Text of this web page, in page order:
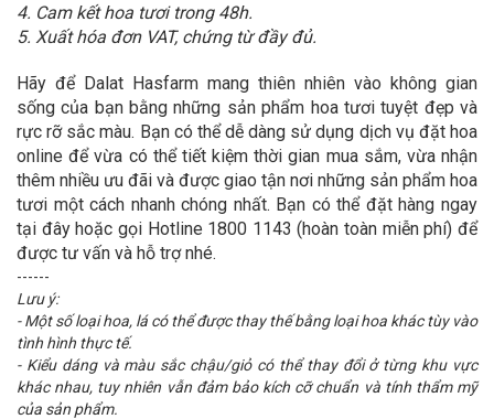
4. Cam kết hoa tươi trong 48h.
5. Xuất hóa đơn VAT, chứng từ đầy đủ.
Hãy để Dalat Hasfarm mang thiên nhiên vào không gian
sống của bạn bằng những sản phẩm hoa tươi tuyệt đẹp và
rực rỡ sắc màu. Bạn có thể dễ dàng sử dụng dịch vụ đặt hoa
online để vừa có thể tiết kiệm thời gian mua sắm, vừa nhận
thêm nhiều ưu đãi và được giao tận nơi những sản phẩm hoa
tươi một cách nhanh chóng nhất. Bạn có thể đặt hàng ngay
tại đây hoặc gọi Hotline 1800 1143 (hoàn toàn miễn phí) để
được tư vấn và hỗ trợ nhé.
------
Lưu ý:
- Một số loại hoa, lá có thể được thay thế bằng loại hoa khác tùy vào
tình hình thực tế.
- Kiểu dáng và màu sắc chậu/giỏ có thể thay đổi ở từng khu vực
khác nhau, tuy nhiên vẫn đảm bảo kích cỡ chuẩn và tính thẩm mỹ
của sản phẩm.